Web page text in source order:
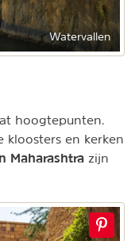
Watervallen
hoogtepunten.
kloosters en kerken
Maharashtra zijn